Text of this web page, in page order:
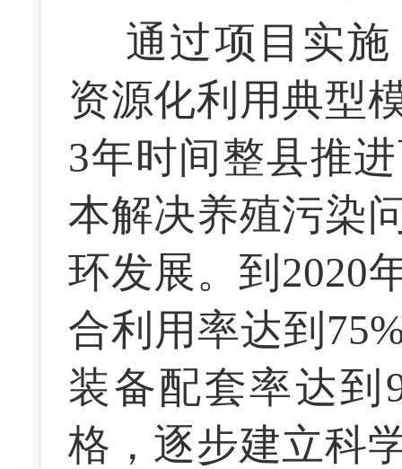
通过项目实
资源化利用典型
3年时间整县推
本解决养殖污染
环发展。到2020
合利用率达到
装备配套率达到
格，逐步建立科